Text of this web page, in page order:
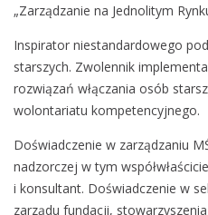
„Zarządzanie na Jednolitym
Inspirator niestandardowego
starszych. Zwolennik
rozwiązań włączania osób
wolontariatu kompetencyjnego.
Doświadczenie w zarządzaniu
nadzorczej w tym
i konsultant. Doświadczenie w
zarządu fundacji,